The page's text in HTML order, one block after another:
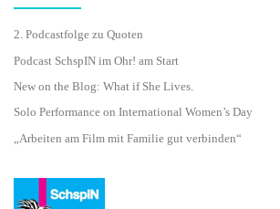
2. Podcastfolge zu Quoten
Podcast SchspIN im Ohr! am Start
New on the Blog: What if She Lives.
Solo Performance on International Women’s Day
„Arbeiten am Film mit Familie gut verbinden“